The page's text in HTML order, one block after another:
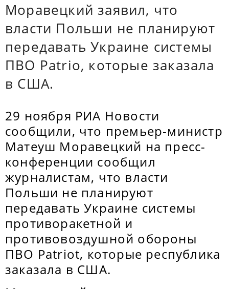
Моравецкий заявил, что
власти Польши не планируют
передавать Украине системы
ПВО Patrio, которые заказала
в США.
29 ноября РИА Новости
сообщили, что премьер-министр
Матеуш Моравецкий на пресс-
конференции сообщил
журналистам, что власти
Польши не планируют
передавать Украине системы
противоракетной и
противовоздушной обороны
ПВО Patriot, которые республика
заказала в США.